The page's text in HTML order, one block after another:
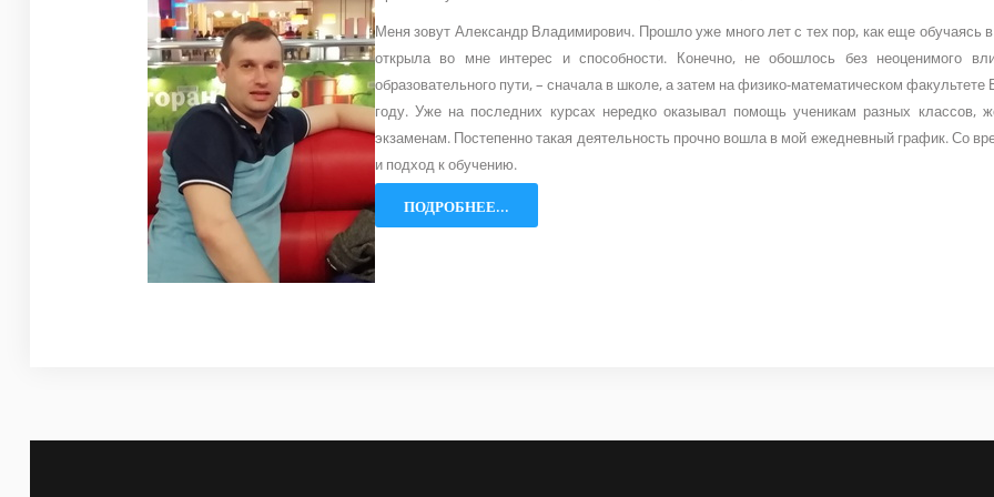
Меня зовут Александр Владимирович. Прошло уже много лет с тех пор, как еще обучаясь
открыла во мне интерес и способности. Конечно, не обошлось без неоценимого
образовательного пути, – сначала в школе, а затем на физико-математическом факультете
году. Уже на последних курсах нередко оказывал помощь ученикам разных классов,
экзаменам. Постепенно такая деятельность прочно вошла в мой ежедневный график. Со
и подход к обучению.
ПОДРОБНЕЕ...